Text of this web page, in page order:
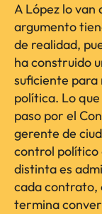
A López lo van
argumento
de realidad,
ha construido
suficiente para
política. Lo
paso por el
gerente de
control político
distinta es
cada contrato,
termina